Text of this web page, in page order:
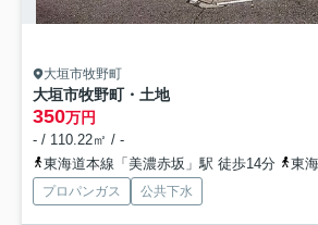
大垣市牧野町
大垣市牧野町・土地
350万円
- / 110.22㎡ / -
東海道本線「美濃赤坂」駅 徒歩14分
東海
プロパンガス 公共下水